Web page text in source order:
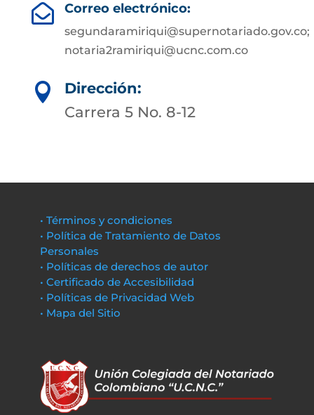
 Correo electrónico:
segundaramiriqui@supernotariado.gov.co;
notaria2ramiriqui@ucnc.com.co

Dirección:
Carrera 5 No. 8-12
• Términos y condiciones
• Política de Tratamiento de Datos
Personales
• Políticas de derechos de autor
• Certificado de Accesibilidad
• Políticas de Privacidad Web
• Mapa del Sitio